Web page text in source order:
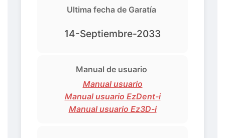
Ultima fecha de Garatía
14-Septiembre-2033
Manual de usuario
Manual usuario
Manual usuario EzDent-i
Manual usuario Ez3D-i